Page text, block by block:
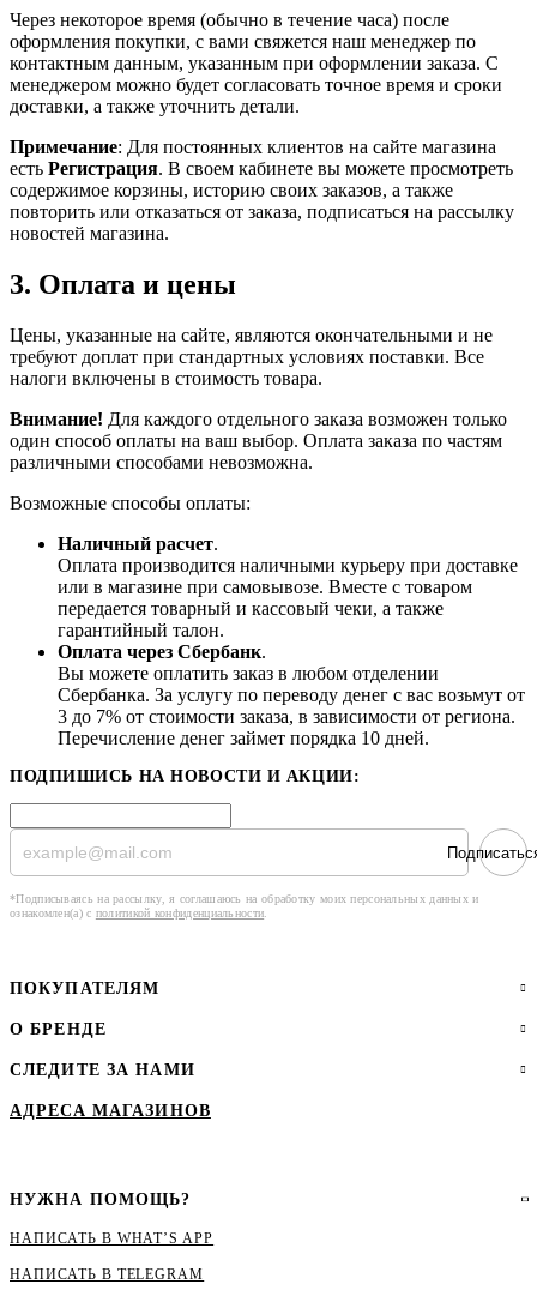
Через некоторое время (обычно в течение часа) после
оформления покупки, с вами свяжется наш менеджер по
контактным данным, указанным при оформлении заказа. С
менеджером можно будет согласовать точное время и сроки
доставки, а также уточнить детали.
Примечание: Для постоянных клиентов на сайте магазина
есть Регистрация. В своем кабинете вы можете просмотреть
содержимое корзины, историю своих заказов, а также
повторить или отказаться от заказа, подписаться на рассылку
новостей магазина.
3. Оплата и цены
Цены, указанные на сайте, являются окончательными и не
требуют доплат при стандартных условиях поставки. Все
налоги включены в стоимость товара.
Внимание! Для каждого отдельного заказа возможен только
один способ оплаты на ваш выбор. Оплата заказа по частям
различными способами невозможна.
Возможные способы оплаты:
Наличный расчет.
Оплата производится наличными курьеру при доставке
или в магазине при самовывозе. Вместе с товаром
передается товарный и кассовый чеки, а также
гарантийный талон.
Оплата через Сбербанк.
Вы можете оплатить заказ в любом отделении
Сбербанка. За услугу по переводу денег с вас возьмут от
3 до 7% от стоимости заказа, в зависимости от региона.
Перечисление денег займет порядка 10 дней.
ПОДПИШИСЬ НА НОВОСТИ И АКЦИИ:
*Подписываясь на рассылку, я соглашаюсь на обработку моих персональных данных и
ознакомлен(а) с политикой конфиденциальности
ПОКУПАТЕЛЯМ
О БРЕНДЕ
СЛЕДИТЕ ЗА НАМИ
АДРЕСА МАГАЗИНОВ
НУЖНА ПОМОЩЬ?
НАПИСАТЬ В WHAT’S APP
НАПИСАТЬ В ТЕLEGRAM